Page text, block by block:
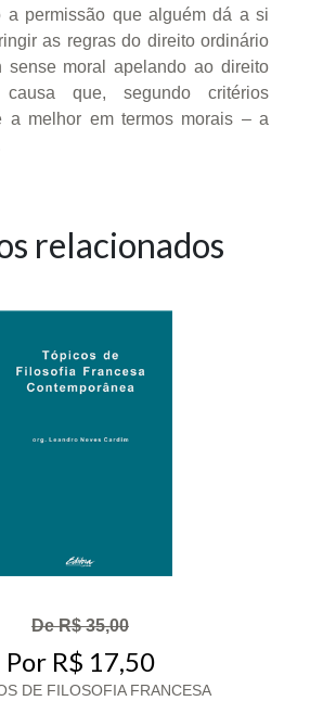
a permissão que alguém dá a si
as regras do direito ordinário
sense moral apelando ao direito
que, segundo critérios
a melhor em termos morais – a
relacionados
De R$ 35,00
Por R$ 17,50
DE FILOSOFIA FRANCESA